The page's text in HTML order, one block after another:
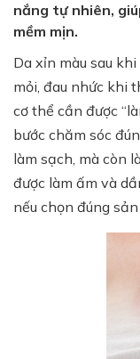
nắng tự nhiên,
mềm mịn.
Da xỉn màu sau
mỏi, đau nhức khi
cơ thể cần được
bước chăm sóc
làm sạch, mà còn
được làm ấm và
nếu chọn đúng